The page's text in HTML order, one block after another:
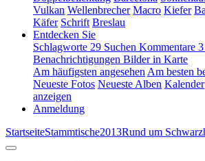
Vulkan Wellenbrecher Macro Kiefer
Käfer Schrift Breslau
Entdecken Sie
Schlagworte 29 Suchen Kommentare 3
Benachrichtigungen Bilder in Karte
Am häufigsten angesehen Am besten
Neueste Fotos Neueste Alben Kalender
anzeigen
Anmeldung
StartseiteStammtische2013Rund um